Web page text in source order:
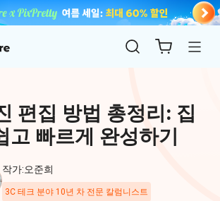
편집 방법 총정리: 집
고 빠르게 완성하기
작가:오준희
3C 테크 분야 10년 차 전문 칼럼니스트